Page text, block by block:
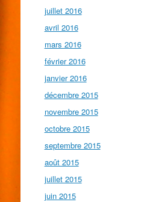
juillet 2016
avril 2016
mars 2016
février 2016
janvier 2016
décembre 2015
novembre 2015
octobre 2015
septembre 2015
août 2015
juillet 2015
juin 2015